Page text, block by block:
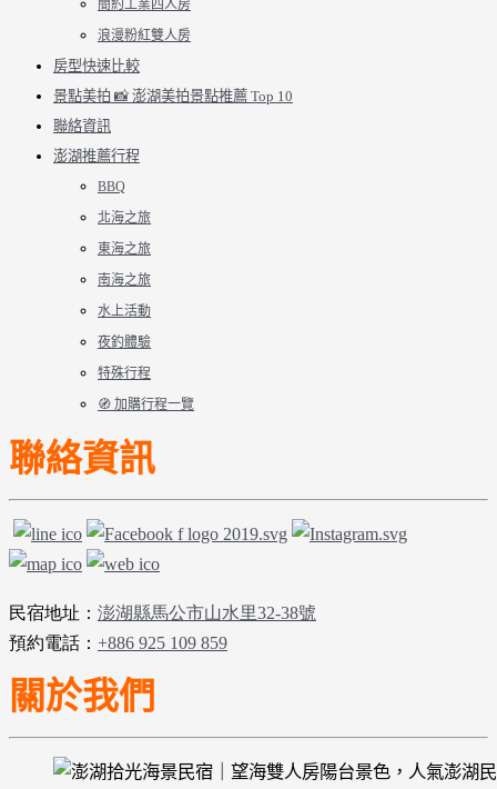
簡約工業四人房
浪漫粉紅雙人房
房型快速比較
景點美拍 📸 澎湖美拍景點推薦 Top 10
聯絡資訊
澎湖推薦行程
BBQ
北海之旅
東海之旅
南海之旅
水上活動
夜釣體驗
特殊行程
🧭 加購行程一覽
聯絡資訊
民宿地址： 澎湖縣馬公市山水里32-38號
預約電話： +886 925 109 859
關於我們